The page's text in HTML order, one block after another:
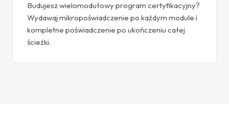
Budujesz wielomodułowy program certyfikacyjny?
Wydawaj mikropoświadczenie po każdym module i
kompletne poświadczenie po ukończeniu całej
ścieżki.